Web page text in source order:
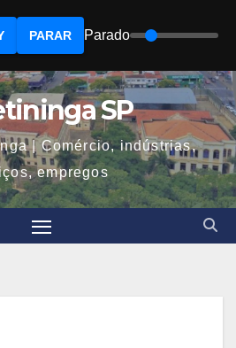
SP
| Comércio, indústrias,
empregos
PARAR Parado